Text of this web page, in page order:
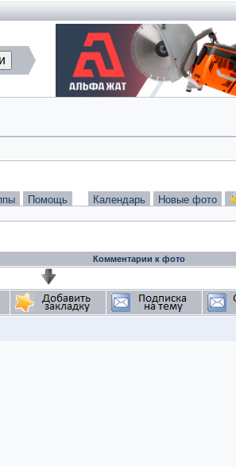
Помощь Календарь Новые фото
Комментарии к фото